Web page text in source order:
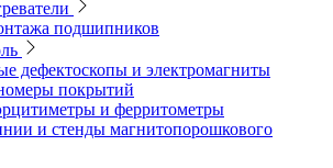
веществами
очиститель
лампы
контроля проникающими веществами
подшипников